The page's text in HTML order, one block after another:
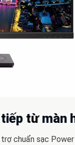
từ màn
chuẩn sạc Power